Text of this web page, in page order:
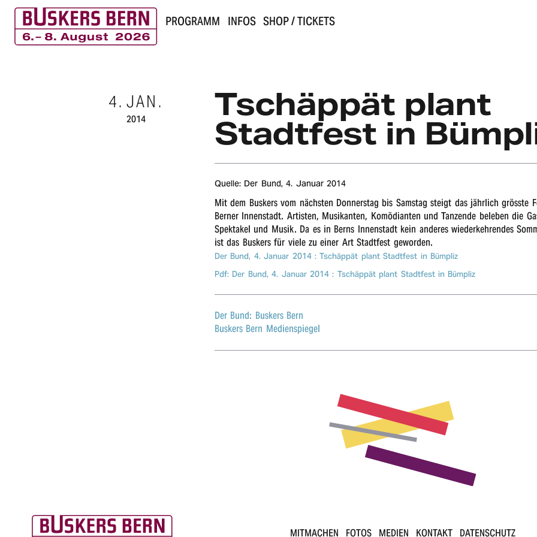
PROGRAMM INFOS SHOP / TICKETS
4.JAN.
2014 Tsch­äppät plant
Stadt­fest in
Quelle: Der Bund,4. Januar 2014
Mit dem Buskers vom nächs­ten Donners­tag bis Sams­tag steigt das jähr­lich gröss­te
Berner Innen­stadt. Artis­ten, Musi­kan­ten, Komö­di­an­ten und Tanzen­de bele­ben die
Spek­ta­kel und Musik. Da es in Berns Innen­stadt kein ande­res wieder­keh­ren­des
ist das Buskers für viele zu einer Art Stadt­fest geworden.
Der Bund, 4. Januar 2014: Tsch­äppät plant Stadt­fest in Bümpliz
Pdf: Der Bund,4. Januar 2014: Tsch­äppät plant Stadt­fest in Bümpliz
Der Bund: Buskers Bern
Buskers Bern Medienspiegel
MITMACHEN FOTOS MEDIEN KONTAKT DATENSCHUTZ